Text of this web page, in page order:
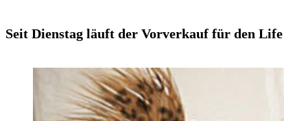
Seit Dienstag läuft der Vorverkauf für den